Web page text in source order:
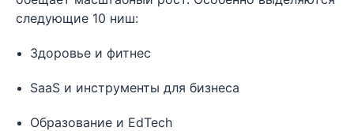
следующие 10 ниш:
Здоровье и фитнес
SaaS и инструменты для бизнеса
Образование и EdTech